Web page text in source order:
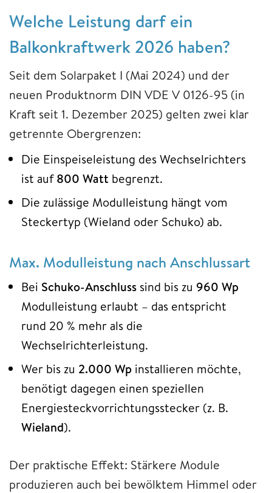
Welche Leistung darf ein
Balkonkraftwerk 2026 haben?
Seit dem Solarpaket I (Mai 2024) und der
neuen Produktnorm DIN VDE V 0126-95 (in
Kraft seit 1. Dezember 2025) gelten zwei klar
getrennte Obergrenzen:
Die Einspeiseleistung des Wechselrichters
ist auf800 Watt begrenzt.
Die zulässige Modulleistung hängt vom
Steckertyp (Wieland oder Schuko) ab.
Max. Modulleistung nach Anschlussart
Bei Schuko-Anschluss sind bis zu 960 Wp
Modulleistung erlaubt – das entspricht
rund 20 % mehr als die
Wechselrichterleistung.
Wer bis zu 2.000 Wp installieren möchte,
benötigt dagegen einen speziellen
Energiesteckvorrichtungsstecker (z. B.
Wieland).
Der praktische Effekt: Stärkere Module
produzieren auch bei bewölktem Himmel oder